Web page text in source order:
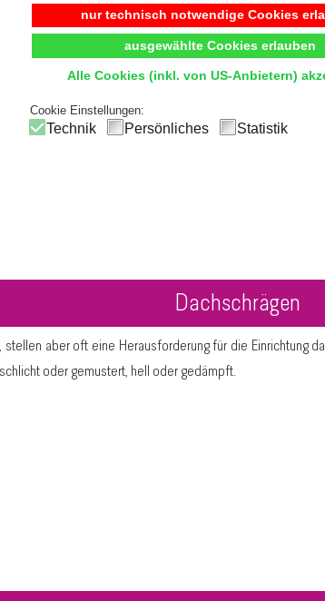
nur technisch notwendige Cookies
ausgewählte Cookies erlauben
Alle Cookies (inkl. von US-Anbietern)
Cookie Einstellungen:
Technik Persönliches Statistik
Dachschrägen
aber oft eine Herausforderung für die Einrichtung
oder gemustert, hell oder gedämpft.